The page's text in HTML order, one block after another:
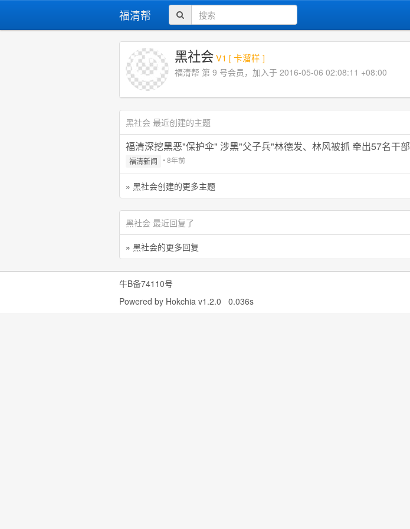
福清帮
黑社会V1 [ 卡溜样 ]
福清帮 第 9 号会员，加入于 2016-05-06 02:08:11 +08:00
黑社会 最近创建的主题
福清深挖黑恶"保护伞" 涉黑"父子兵"林德发、林风被抓 牵出57名干部
福清新闻 • 8年前
» 黑社会创建的更多主题
黑社会 最近回复了
» 黑社会的更多回复
牛B备74110号
Powered by Hokchia v1.2.0 0.036s